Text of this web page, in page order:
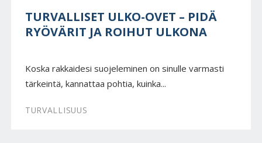
TURVALLISET ULKO-OVET – PIDÄ
RYÖVÄRIT JA ROIHUT ULKONA
Koska rakkaidesi suojeleminen on sinulle varmasti
tärkeintä, kannattaa pohtia, kuinka...
TURVALLISUUS